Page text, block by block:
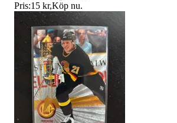
Pris:15 kr,Köp nu.